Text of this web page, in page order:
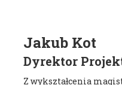
Jakub Kot
Dyrektor
Z wykształcenia